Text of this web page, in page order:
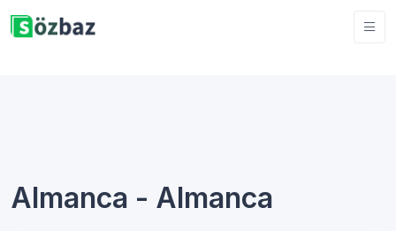
Almanca - Almanca